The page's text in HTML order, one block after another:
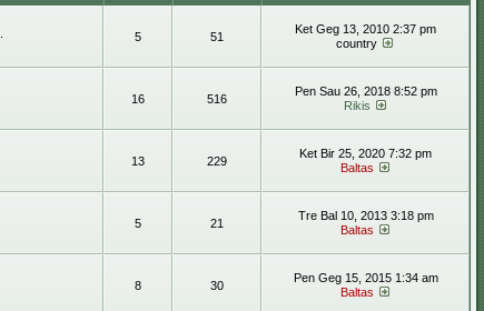
5 51
Ket Geg 13, 2010 2:37 pm
country
16 516
Pen Sau 26, 2018 8:52 pm
Rikis
13 229
Ket Bir 25, 2020 7:32 pm
Baltas
5 21
Tre Bal 10, 2013 3:18 pm
Baltas
8 30
Pen Geg 15, 2015 1:34 am
Baltas